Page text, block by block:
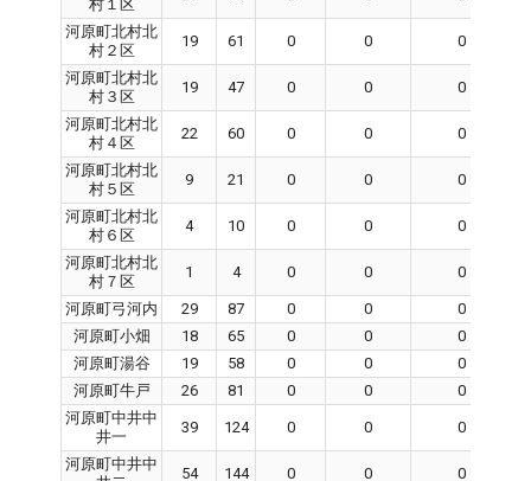
村１区
河原町北村北
村２区
19 61 0 0 0
河原町北村北
村３区
19 47 0 0 0
河原町北村北
村４区
22 60 0 0 0
河原町北村北
村５区
9 21 0 0 0
河原町北村北
村６区
4 10 0 0 0
河原町北村北
村７区
1 4 0 0 0
河原町弓河内 29 87 0 0
0
河原町小畑
18 65 0 0
0
河原町湯谷
19 58 0 0
0
河原町牛戸
26 81 0 0
0
河原町中井中
井一
39 124 0 0 0
河原町中井中
54 144 0 0 0